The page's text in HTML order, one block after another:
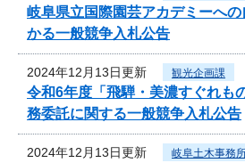
岐阜県立国際園芸アカデミーへ
かる一般競争入札公告
2024年12月13日更新 観光企画課
令和6年度「飛騨・美濃すぐれも
務委託に関する一般競争入札公告
2024年12月13日更新 岐阜土木事務